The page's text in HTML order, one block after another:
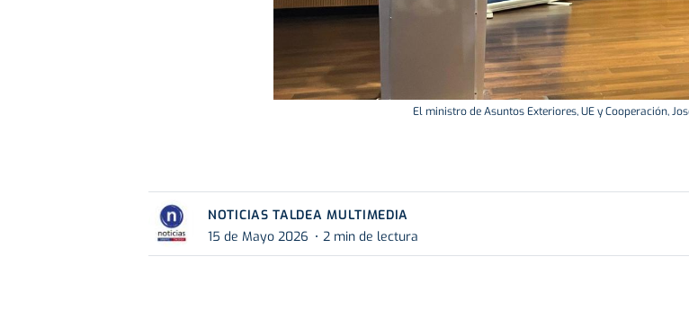
El ministro de Asuntos Exteriores, UE y Cooperación,
NOTICIAS TALDEA MULTIMEDIA
15 de Mayo 2026
2 min de lectura